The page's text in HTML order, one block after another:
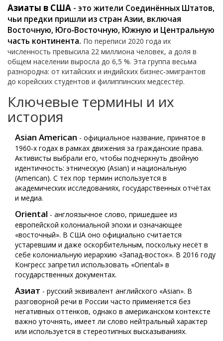
Азиаты в США - это жители Соединённых Штатов,
чьи предки пришли из стран Азии, включая
Восточную, Юго‑Восточную, Южную и Центральную
часть континента. По переписи 2020 года их
численность превысила 22 миллиона человек, а доля в
общем населении выросла до 6,5 %. Эта группа весьма
разнородна: от китайских и индийских бизнес‑эмигрантов
до корейских студентов и филиппинских медсестёр.
Ключевые термины и их
история
Asian American - официальное название, принятое в
1960‑х годах в рамках движения за гражданские права.
Активисты выбрали его, чтобы подчеркнуть двойную
идентичность: этническую (Asian) и национальную
(American). С тех пор термин используется в
академических исследованиях, государственных отчётах
и медиа.
Oriental - англоязычное слово, пришедшее из
европейской колониальной эпохи и означающее
«восточный». В США оно официально считается
устаревшим и даже оскорбительным, поскольку несёт в
себе колониальную иерархию «Запад‑восток». В 2016 году
Конгресс запретил использовать «Oriental» в
государственных документах.
Азиат - русский эквивалент английского «Asian». В
разговорной речи в России часто применяется без
негативных оттенков, однако в американском контексте
важно уточнять, имеет ли слово нейтральный характер
или используется в стереотипных высказываниях.